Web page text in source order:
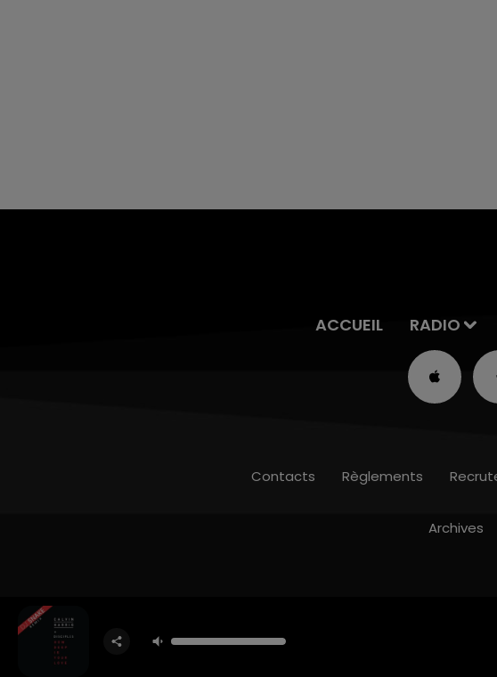
ACCUEIL RADIO
Contacts Règlements
Archives